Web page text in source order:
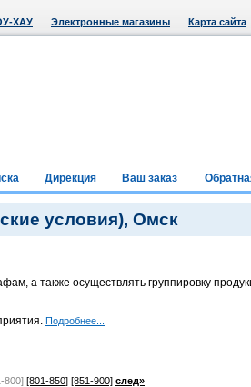
ХАУ Электронные магазины Карта сайта
Дирекция Ваш заказ
условия), Омск
а также осуществлять группировку
Подробнее...
800] [801-850] [851-900] след»